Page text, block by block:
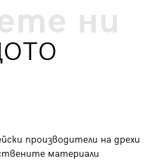
ни
производители на дрехи
материали